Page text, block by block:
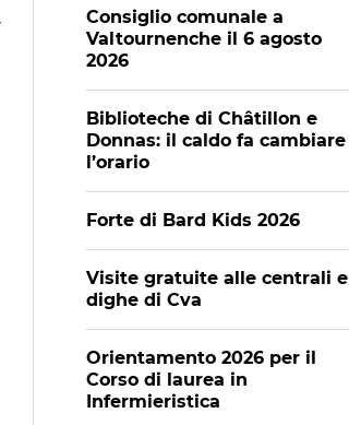
Consiglio comunale a
Valtournenche il 6 agosto
2026
Biblioteche di Châtillon e
Donnas: il caldo fa cambiare
l’orario
Forte di Bard Kids 2026
Visite gratuite alle centrali e
dighe di Cva
Orientamento 2026 per il
Corso di laurea in
Infermieristica